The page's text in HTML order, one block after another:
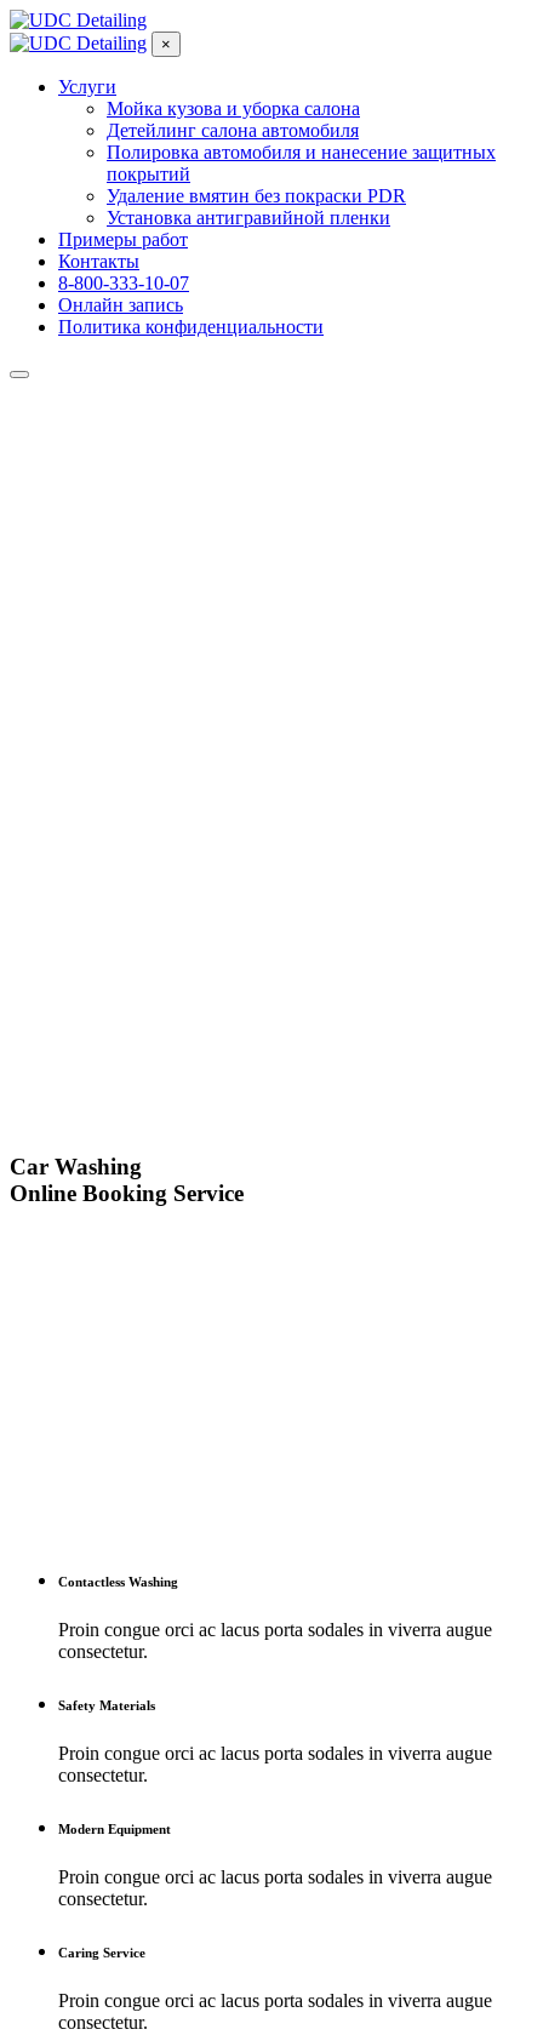
×
Услуги
Мойка кузова и уборка салона
Детейлинг салона автомобиля
Полировка автомобиля и нанесение защитных
покрытий
Удаление вмятин без покраски PDR
Установка антигравийной пленки
Примеры работ
Контакты
8-800-333-10-07
Онлайн запись
Политика конфиденциальности
Car Washing
Online Booking Service
Contactless Washing
Proin congue orci ac lacus porta sodales in viverra augue
consectetur.
Safety Materials
Proin congue orci ac lacus porta sodales in viverra augue
consectetur.
Modern Equipment
Proin congue orci ac lacus porta sodales in viverra augue
consectetur.
Caring Service
Proin congue orci ac lacus porta sodales in viverra augue
consectetur.